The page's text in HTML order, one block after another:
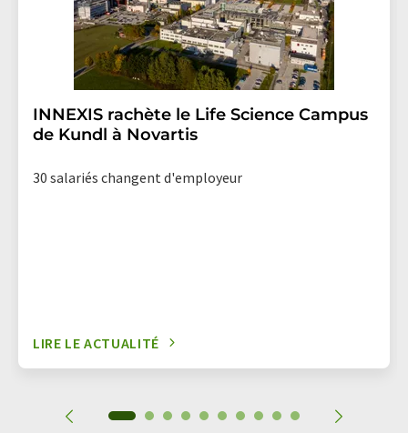
INNEXIS rachète le Life Science Campus
de Kundl à Novartis
30 salariés changent d'employeur
LIRE LE ACTUALITÉ